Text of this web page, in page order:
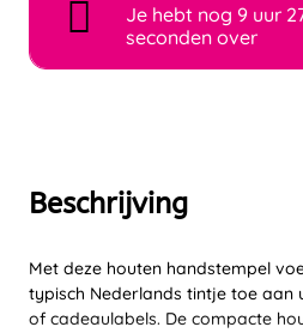
Beschrijving
Met deze houten handstempel
typisch Nederlands tintje toe aan
of cadeaulabels. De compacte
Je hebt nog 9 uur
seconden over